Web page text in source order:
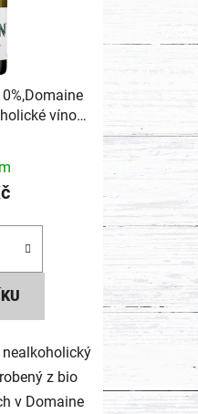
víno)
z bio
v Domaine